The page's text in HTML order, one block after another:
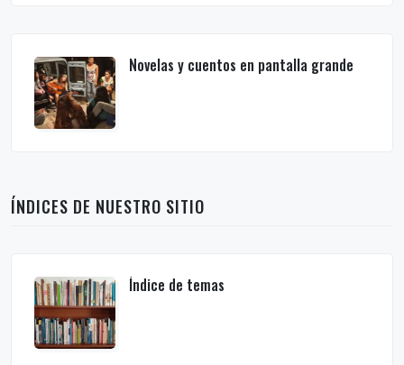
Novelas y cuentos en pantalla grande
ÍNDICES DE NUESTRO SITIO
Índice de temas